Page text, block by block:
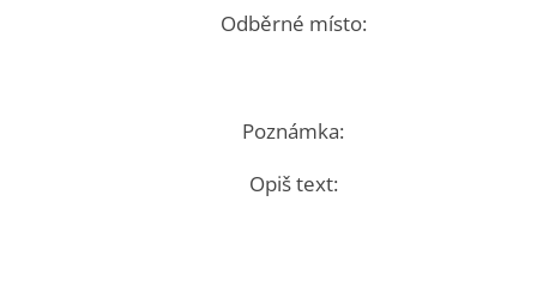
Odběrné místo:
Poznámka:
Opiš text: